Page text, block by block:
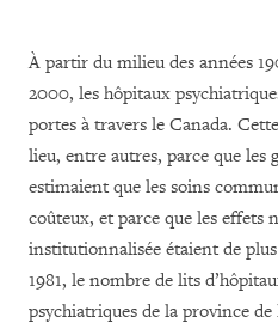
À partir du milieu des années
2000, les hôpitaux
portes à travers le Canada.
lieu, entre autres, parce que
estimaient que les soins
coûteux, et parce que les effets
institutionnalisée étaient de
1981, le nombre de lits
psychiatriques de la province